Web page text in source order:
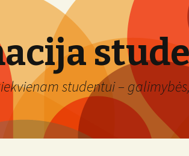
studentui –